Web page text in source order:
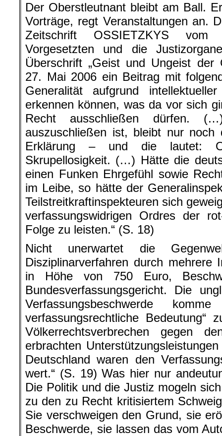
Der Oberstleutnant bleibt am Ball.
Vorträge, regt Veranstaltungen an.
Zeitschrift OSSIETZKYS
Vorgesetzten und die
Überschrift „Geist und Ungeist der
27. Mai 2006 ein Beitrag mit
Generalität aufgrund
erkennen können, was da vor sich
Recht ausschließen dürfen.
auszuschließen ist, bleibt nur noch
Erklärung – und die lautet:
Skrupellosigkeit. (…) Hätte die
einen Funken Ehrgefühl sowie
im Leibe, so hätte der
Teilstreitkraftinspekteuren sich
verfassungswidrigen Ordres der
Folge zu leisten.“ (S. 18)
Nicht unerwartet die
Disziplinarverfahren durch mehrere
in Höhe von 750 Euro,
Bundesverfassungsgericht. Die
Verfassungsbeschwerde
verfassungsrechtliche Bedeutung“
Völkerrechtsverbrechen gegen
erbrachten
Deutschland waren den
wert.“ (S. 19) Was hier nur
Die Politik und die Justiz mogeln
zu den zu Recht kritisiertem
Sie verschweigen den Grund, sie
Beschwerde, sie lassen das vom